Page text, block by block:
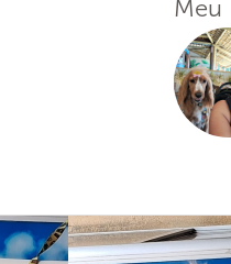
Meu